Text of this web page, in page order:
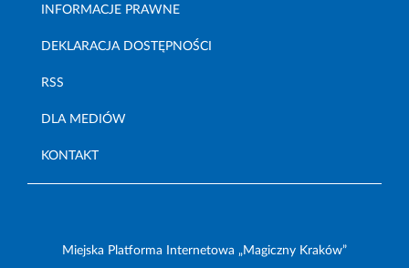
INFORMACJE PRAWNE
DEKLARACJA DOSTĘPNOŚCI
RSS
DLA MEDIÓW
KONTAKT
Miejska Platforma Internetowa „Magiczny Kraków”